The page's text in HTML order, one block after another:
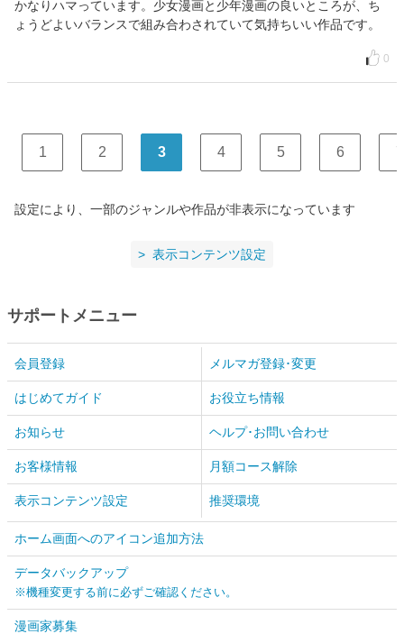
かなりハマっています。少女漫画と少年漫画の良いところが、ち
ょうどよいバランスで組み合わされていて気持ちいい作品です。
0
1 2 3 4 5 6 7
設定により、一部のジャンルや作品が非表示になっています
表示コンテンツ設定
サポートメニュー
会員登録 メルマガ登録･変更
はじめてガイド お役立ち情報
お知らせ ヘルプ･お問い合わせ
お客様情報 月額コース解除
表示コンテンツ設定 推奨環境
ホーム画面へのアイコン追加方法
データバックアップ
※機種変更する前に必ずご確認ください。
漫画家募集